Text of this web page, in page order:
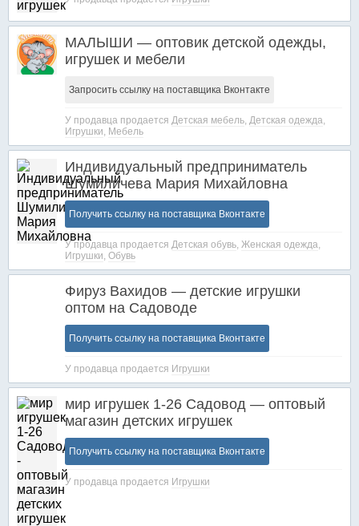
МАЛЫШИ — оптовик детской одежды,
игрушек и мебели
Запросить ссылку на поставщика Вконтакте
У продавца продается Детская мебель, Детская одежда,
Игрушки, Мебель
Индивидуальный предприниматель
Шумиличева Мария Михайловна
Получить ссылку на поставщика Вконтакте
У продавца продается Детская обувь, Женская одежда,
Игрушки, Обувь
Фируз Вахидов — детские игрушки
оптом на Садоводе
Получить ссылку на поставщика Вконтакте
У продавца продается Игрушки
мир игрушек 1-26 Садовод — оптовый
магазин детских игрушек
Получить ссылку на поставщика Вконтакте
У продавца продается Игрушки